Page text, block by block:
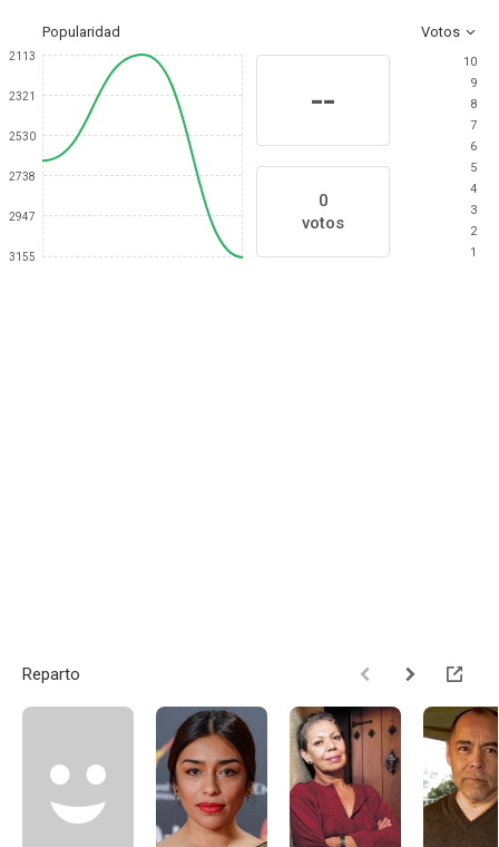
Popularidad Votos
2113
2321
2530
2738
2947
3155
--
0
votos
10
9
8
7
6
5
4
3
2
1
Reparto